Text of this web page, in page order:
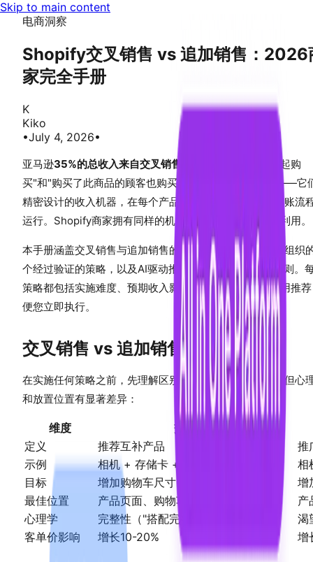
Skip to main content
电商洞察
Shopify交叉销售 vs 追加销售：2026
家完全手册
K
Kiko
•July 4, 2026•
亚马逊35%的总收入来自交叉销售和追加销售
。"经常一起购
买"和"购买了此商品的顾客也购买了"板块并非事后考虑——它
精密设计的收入机器，在每个产品页面、购物车页面和结账流
运行。Shopify商家拥有同样的机会，但大多数尚未充分利用。
本手册涵盖交叉销售与追加销售的确切区别、按漏斗阶段组织
个经过验证的策略，以及AI驱动推荐引擎如何超越人工规则。
策略都包括实施难度、预期收入影响和具体的Shopify应用推
便您立即执行。
交叉销售 vs 追加销售：确切区别
在实施任何策略之前，先理解区别。这些策略是互补的，但心
和放置位置有显著差异：
维度
交叉销售
定义
推荐互补产品
推
示例
相机 + 存储卡 + 相机包
相
目标
增加购物车尺寸（更多商品）
增
最佳位置
产品页面、购物车页面、购买后
产
心理学
完整性（"搭配完整造型"）
渴
客单价影响
增长10-20% 增